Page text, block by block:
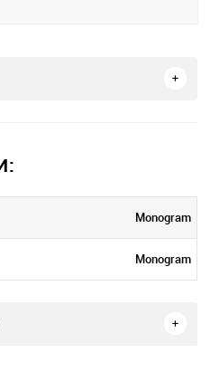
Monogram
Monogram